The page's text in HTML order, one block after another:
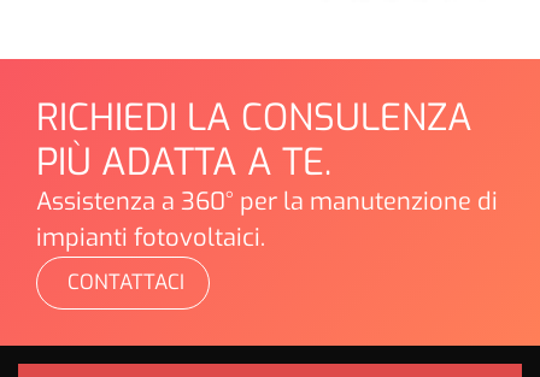
RICHIEDI LA CONSULENZA
PIÙ ADATTA A TE.
Assistenza a 360° per la manutenzione di
impianti fotovoltaici.
CONTATTACI